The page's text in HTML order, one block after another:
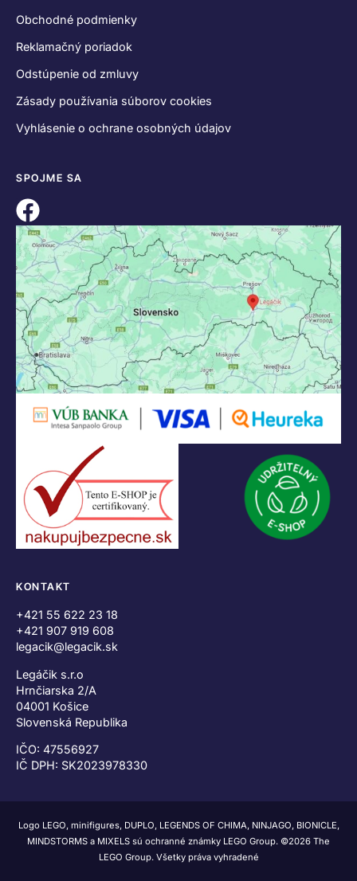
Obchodné podmienky
Reklamačný poriadok
Odstúpenie od zmluvy
Zásady používania súborov cookies
Vyhlásenie o ochrane osobných údajov
SPOJME SA
KONTAKT
+421 55 622 23 18
+421 907 919 608
legacik@legacik.sk
Legáčik s.r.o
Hrnčiarska 2/A
04001 Košice
Slovenská Republika
IČO: 47556927
IČ DPH: SK2023978330
Logo LEGO, minifigures, DUPLO, LEGENDS OF CHIMA, NINJAGO, BIONICLE,
MINDSTORMS a MIXELS sú ochranné známky LEGO Group. ©2026 The
LEGO Group. Všetky práva vyhradené